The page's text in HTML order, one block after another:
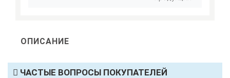
ОПИСАНИЕ
ЧАСТЫЕ ВОПРОСЫ ПОКУПАТЕЛЕЙ